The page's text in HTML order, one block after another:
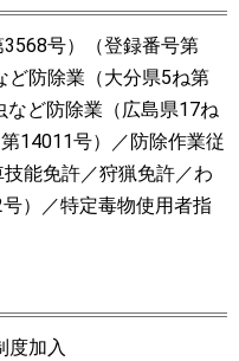
号）（登録番号第
ど防除業（大分県5ね第
ど防除業（広島県17ね
14011号）／防除作業従
能免許／狩猟免許／わ
）／特定毒物使用者指
度加入